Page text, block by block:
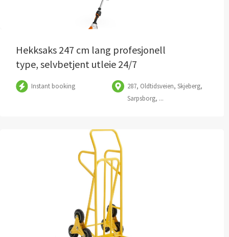
Hekksaks 247 cm lang profesjonell
type, selvbetjent utleie 24/7
Instant booking
287, Oldtidsveien, Skjeberg,
Sarpsborg, ...